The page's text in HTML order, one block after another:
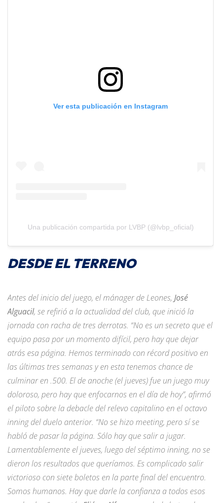
Ver esta publicación en Instagram
Una publicación compartida por LVBP (@lvbp_oficial)
DESDE EL TERRENO
Antes del inicio del juego, el mánager de Leones, José
Alguacil, se refirió a la actualidad del club, que inició la
jornada con racha de tres derrotas. “No es un secreto que el
equipo pasa por un momento difícil, pero hay que dejar
atrás esa página. Hemos terminado con récord positivo en
las últimas tres semanas y en esta tenemos chance de
culminar en .500. El de anoche (el jueves) fue un juego muy
doloroso, pero hay que enfocarnos en el día de hoy”, afirmó
el piloto sobre la debacle del relevo capitalino en el octavo
inning del duelo anterior. “No se hizo meeting, pero sí se
habló de pasar la página. Sólo hay que salir a jugar.
Lamentablemente el jueves, luego del séptimo inning, no se
dieron los resultados que queríamos. Es complicado salir
victorioso con siete boletos en la parte final del encuentro.
Somos humanos. Hay que darle la confianza a todos esos